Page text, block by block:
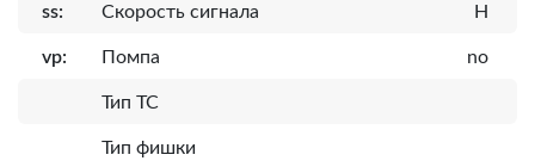
ss: Скорость сигнала H
vp: Помпа no
Тип ТС
Тип фишки